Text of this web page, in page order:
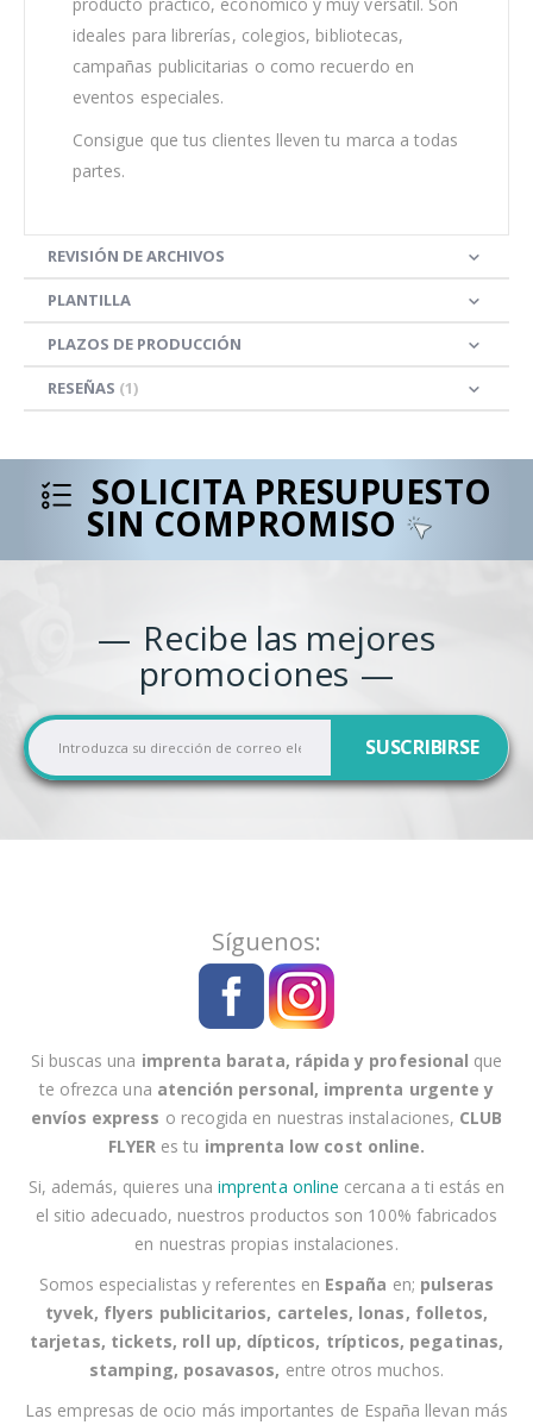
ideales para librerías, colegios, bibliotecas,
campañas publicitarias o como recuerdo en
eventos especiales.
Consigue que tus clientes lleven tu marca a todas
partes.
REVISIÓN DE ARCHIVOS
PLANTILLA
PLAZOS DE PRODUCCIÓN
RESEÑAS 1
SOLICITA PRESUPUESTO
SIN COMPROMISO
Recibe las mejores
promociones
I
n
s
r
u
n
SUSCRIBIRSE
Síguenos:
Si buscas una imprenta barata, rápida y profesional que
te ofrezca una atención personal, imprenta urgente y
envíos express o recogida en nuestras instalaciones, CLUB
FLYER es tu imprenta low cost online.
Si, además, quieres unaimprenta online cercana a ti estás en
el sitio adecuado, nuestros productos son 100% fabricados
en nuestras propias instalaciones.
Somos especialistas y referentes en España en; pulseras
tyvek, flyers publicitarios, carteles, lonas, folletos,
tarjetas, tickets, roll up, dípticos, trípticos, pegatinas,
stamping, posavasos, entre otros muchos.
Las empresas de ocio más importantes de España llevan más